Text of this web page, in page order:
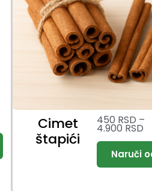
Cimet
štapići
450 RSD –
4.900 RSD